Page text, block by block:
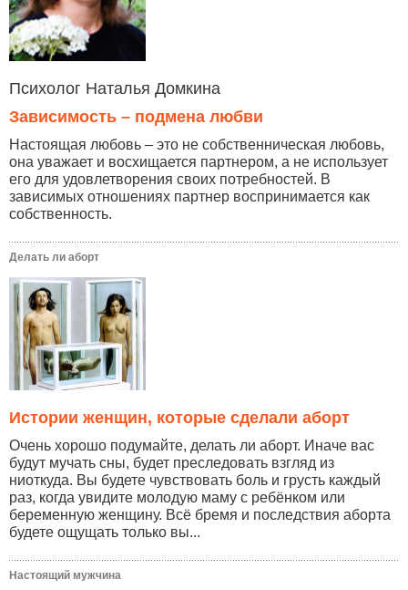
Психолог Наталья Домкина
Зависимость – подмена любви
Настоящая любовь – это не собственническая любовь,
она уважает и восхищается партнером, а не использует
его для удовлетворения своих потребностей. В
зависимых отношениях партнер воспринимается как
собственность.
Делать ли аборт
Истории женщин, которые сделали аборт
Очень хорошо подумайте, делать ли аборт. Иначе вас
будут мучать сны, будет преследовать взгляд из
ниоткуда. Вы будете чувствовать боль и грусть каждый
раз, когда увидите молодую маму с ребёнком или
беременную женщину. Всё бремя и последствия аборта
будете ощущать только вы...
Настоящий мужчина